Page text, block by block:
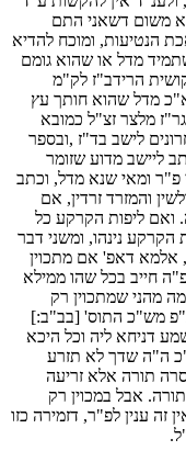
משום דשאני התם
הנטיעות, ומוכח להדיא
מדל או שהוא גומם
הרידב"ז לק"מ
מדל שהוא חותך עץ
מלצר זצ"ל כמובא
לישב בד"ז ,ובספר
ליישב מדוע שזומר
פ"ר ומאי שנא מדל, וכתב
והמזרד זרדין, אם
ואם ליפות הקרקע כל
נינהו, ומשני דבר
אלמא דאפ' אם מתכוין
חייב בכל שהו ממילא
מהני שמתכוין רק
מש"כ התוס' [בב"ב:]
דניחא ליה וכל היכא
ה"ה שדך לא תזרע
תורה אלא זריעה
אבל במכוין רק
ענין לפ"ר, דזמירה כזו